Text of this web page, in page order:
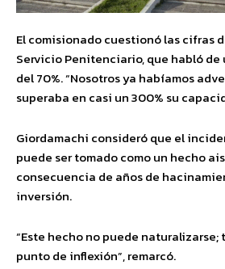
El comisionado cuestionó las cifras
Servicio Penitenciario, que habló
del 70%. “Nosotros ya habíamos
superaba en casi un 300% su
Giordamachi consideró que el
puede ser tomado como un hecho
consecuencia de años de
inversión.
“Este hecho no puede naturalizarse;
punto de inflexión”, remarcó.